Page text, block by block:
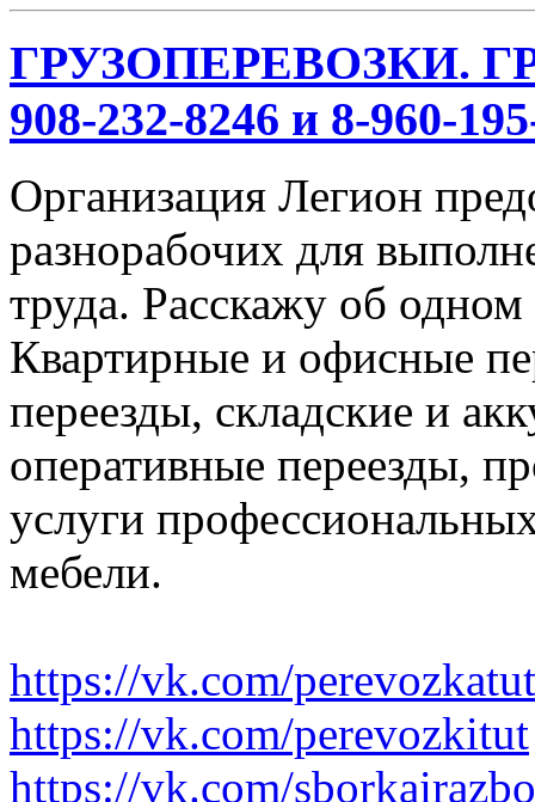
ГРУЗОПЕРЕВОЗКИ.
908-232-8246 и 8-960-
Организация Легион
разнорабочих для
труда. Расскажу об
Квартирные и офисные
переезды, складские и
оперативные переезды,
услуги
мебели.
https://vk.com/perevozkatut
https://vk.com/perevozkitut
https://vk.com/